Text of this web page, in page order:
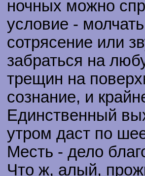
ночных можно
условие -
сотрясение или
забраться на
трещин на
сознание, и
Единственный
утром даст по
Месть - дело
Что ж, алый,